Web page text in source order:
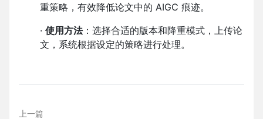
重策略，有效降低论文中的 AIGC 痕迹。
· 使用方法：选择合适的版本和降重模式，上传论
文，系统根据设定的策略进行处理。
上一篇